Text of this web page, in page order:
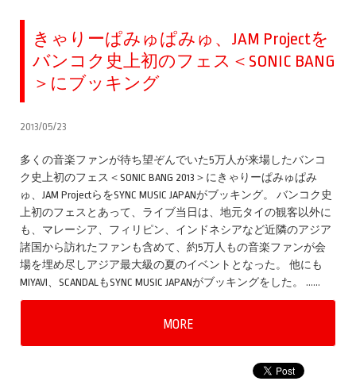
きゃりーぱみゅぱみゅ、JAM Projectを
バンコク史上初のフェス＜SONIC BANG
＞にブッキング
2013/05/23
多くの音楽ファンが待ち望ぞんでいた5万人が来場したバンコ
ク史上初のフェス＜SONIC BANG 2013＞にきゃりーぱみゅぱみ
ゅ、JAM ProjectらをSYNC MUSIC JAPANがブッキング。 バンコク史
上初のフェスとあって、ライブ当日は、地元タイの観客以外に
も、マレーシア、フィリピン、インドネシアなど近隣のアジア
諸国から訪れたファンも含めて、約5万人もの音楽ファンが会
場を埋め尽しアジア最大級の夏のイベントとなった。 他にも
MIYAVI、SCANDALもSYNC MUSIC JAPANがブッキングをした。 ……
MORE